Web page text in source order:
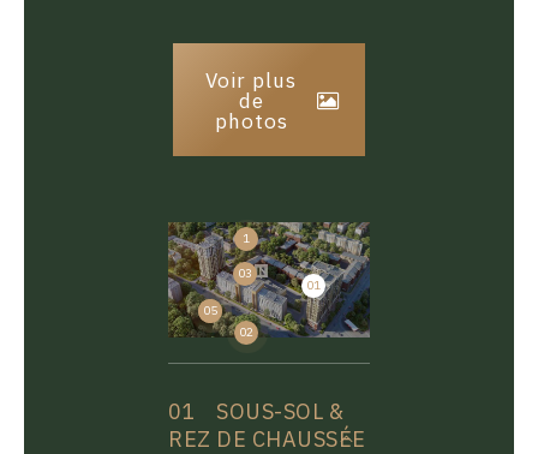
Voir plus
de
photos
01
1
02
03
04
05
01
SOUS-SOL &
REZ DE CHAUSSÉE